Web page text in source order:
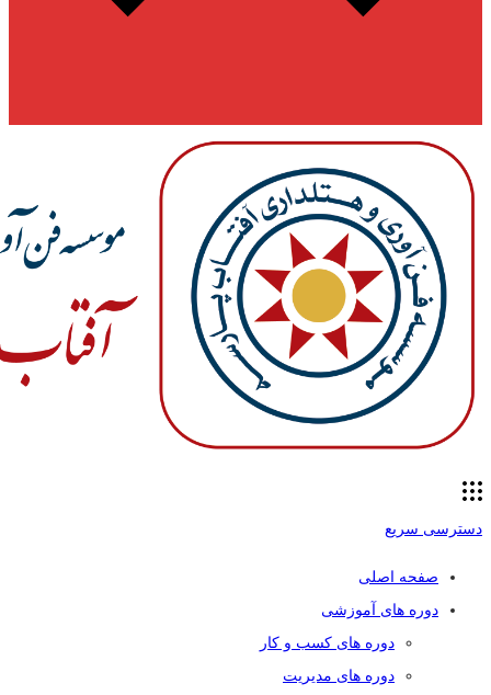
دسترسی سریع
صفحه اصلی
دوره های آموزشی
دوره های کسب و کار
دوره های مدیریت